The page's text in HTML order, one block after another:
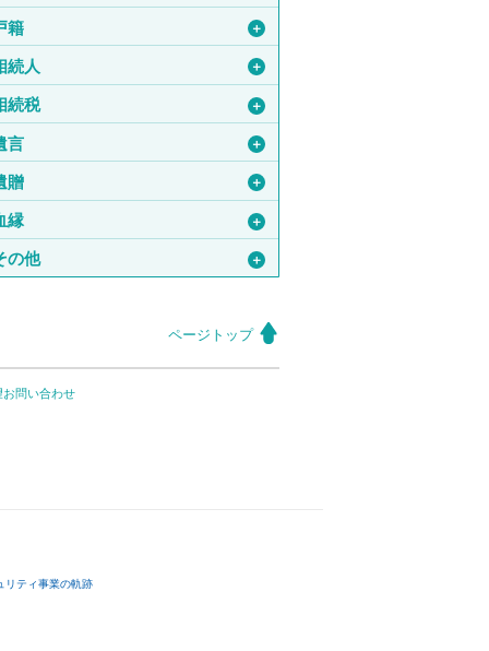
籍 ＋
続人 ＋
続税 ＋
言 ＋
贈 ＋
縁 ＋
の他 ＋
ページトップ
お問い合わせ
リティ事業の軌跡